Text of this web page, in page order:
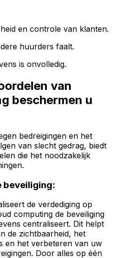
en controle van klanten.
huurders faalt.
is onvolledig.
van
beschermen u
bedreigingen en het
van slecht gedrag, biedt
die het noodzakelijk
beveiliging:
de verdediging op
computing de beveiliging
centraliseert. Dit helpt
de zichtbaarheid, het
en het verbeteren van uw
Door alles op één